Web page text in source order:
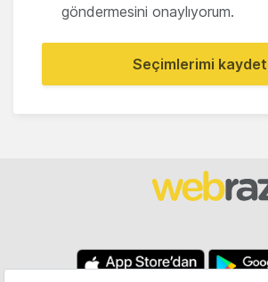
göndermesini onaylıyorum.
Seçimlerimi kaydet